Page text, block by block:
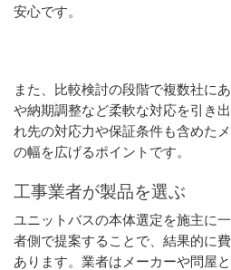
安心です。
また、比較検討の段階で複数社に
や納期調整など柔軟な対応を引き
れ先の対応力や保証条件も含めた
の幅を広げるポイントです。
工事業者が製品を選ぶ
ユニットバスの本体選定を施主に
者側で提案することで、結果的に
あります。業者はメーカーや問屋